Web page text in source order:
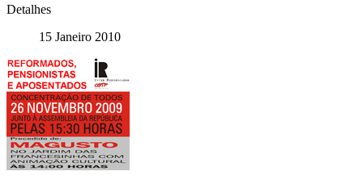
Detalhes
15 Janeiro 2010